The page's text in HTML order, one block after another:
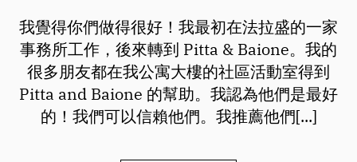
我覺得你們做得很好！我最初在法拉盛的一家
事務所工作，後來轉到 Pitta & Baione。我的
很多朋友都在我公寓大樓的社區活動室得到
Pitta and Baione 的幫助。我認為他們是最好
的！我們可以信賴他們。我推薦他們[...]